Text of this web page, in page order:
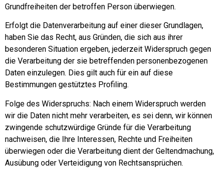
Grundfreiheiten der betroffen Person überwiegen.
Erfolgt die Datenverarbeitung auf einer dieser Grundlagen,
haben Sie das Recht, aus Gründen, die sich aus ihrer
besonderen Situation ergeben, jederzeit Widerspruch gegen
die Verarbeitung der sie betreffenden personenbezogenen
Daten einzulegen. Dies gilt auch für ein auf diese
Bestimmungen gestütztes Profiling.
Folge des Widerspruchs: Nach einem Widerspruch werden
wir die Daten nicht mehr verarbeiten, es sei denn, wir können
zwingende schutzwürdige Gründe für die Verarbeitung
nachweisen, die Ihre Interessen, Rechte und Freiheiten
überwiegen oder die Verarbeitung dient der Geltendmachung,
Ausübung oder Verteidigung von Rechtsansprüchen.